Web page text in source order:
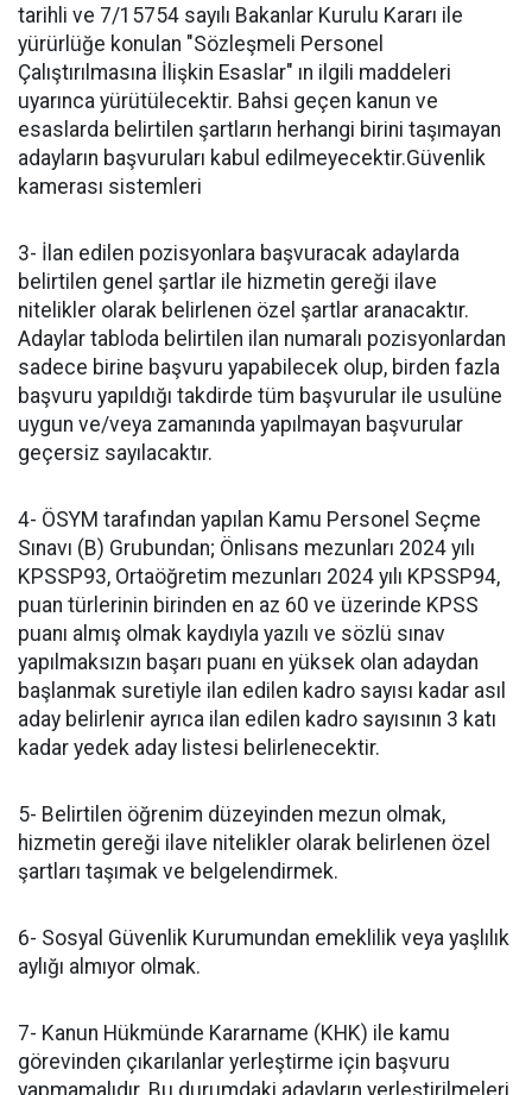
tarihli ve 7/15754 sayılı Bakanlar Kurulu Kararı ile
yürürlüğe konulan "Sözleşmeli Personel
Çalıştırılmasına İlişkin Esaslar" ın ilgili maddeleri
uyarınca yürütülecektir. Bahsi geçen kanun ve
esaslarda belirtilen şartların herhangi birini taşımayan
adayların başvuruları kabul edilmeyecektir.Güvenlik
kamerası sistemleri
3- İlan edilen pozisyonlara başvuracak adaylarda
belirtilen genel şartlar ile hizmetin gereği ilave
nitelikler olarak belirlenen özel şartlar aranacaktır.
Adaylar tabloda belirtilen ilan numaralı pozisyonlardan
sadece birine başvuru yapabilecek olup, birden fazla
başvuru yapıldığı takdirde tüm başvurular ile usulüne
uygun ve/veya zamanında yapılmayan başvurular
geçersiz sayılacaktır.
4- ÖSYM tarafından yapılan Kamu Personel Seçme
Sınavı (B) Grubundan; Önlisans mezunları 2024 yılı
KPSSP93, Ortaöğretim mezunları 2024 yılı KPSSP94,
puan türlerinin birinden en az 60 ve üzerinde KPSS
puanı almış olmak kaydıyla yazılı ve sözlü sınav
yapılmaksızın başarı puanı en yüksek olan adaydan
başlanmak suretiyle ilan edilen kadro sayısı kadar asıl
aday belirlenir ayrıca ilan edilen kadro sayısının 3 katı
kadar yedek aday listesi belirlenecektir.
5- Belirtilen öğrenim düzeyinden mezun olmak,
hizmetin gereği ilave nitelikler olarak belirlenen özel
şartları taşımak ve belgelendirmek.
6- Sosyal Güvenlik Kurumundan emeklilik veya yaşlılık
aylığı almıyor olmak.
7- Kanun Hükmünde Kararname (KHK) ile kamu
görevinden çıkarılanlar yerleştirme için başvuru
yapmamalıdır. Bu durumdaki adayların yerleştirilmeleri